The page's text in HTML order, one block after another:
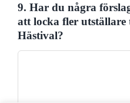
9. Har du några
att locka fler utställare
Hästival?